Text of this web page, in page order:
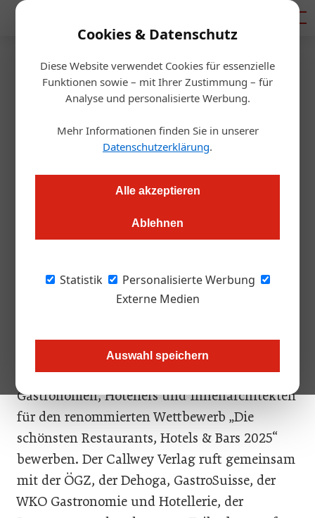
Cookies & Datenschutz
Diese Website verwendet Cookies für essenzielle
Funktionen sowie – mit Ihrer Zustimmung – für
Analyse und personalisierte Werbung.
Mehr Informationen finden Sie in unserer
Datenschutzerklärung.
Alle akzeptieren
Ablehnen
Statistik
Personalisierte Werbung
Externe Medien
Auswahl speichern
Startseite/Gastro & Hotel
Wettbewerb
Die schönsten Restaurants,
Hotels und Bars 2025 gesucht
Noch bis 15. August 2024 sind Bewerbungen für den
2025" möglich.
Innenarchitektur von brandherm + krumrey.
Noch bis zum 15. August 2024 können sich
Gastronomen, Hoteliers und Innenarchitekten
für den renommierten Wettbewerb „Die
schönsten Restaurants, Hotels & Bars 2025“
bewerben. Der Callwey Verlag ruft gemeinsam
mit der ÖGZ, der Dehoga, GastroSuisse, der
WKO Gastronomie und Hotellerie, der